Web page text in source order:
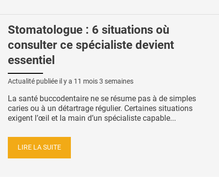
Stomatologue : 6 situations où
consulter ce spécialiste devient
essentiel
Actualité publiée il y a 11 mois 3 semaines
La santé buccodentaire ne se résume pas à de simples
caries ou à un détartrage régulier. Certaines situations
exigent l’œil et la main d’un spécialiste capable...
LIRE LA SUITE